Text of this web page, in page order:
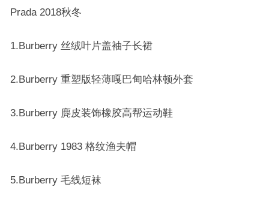
Prada 2018秋冬
1.Burberry 丝绒叶片盖袖子长裙
2.Burberry 重塑版轻薄嘎巴甸哈林顿外套
3.Burberry 麂皮装饰橡胶高帮运动鞋
4.Burberry 1983 格纹渔夫帽
5.Burberry 毛线短袜